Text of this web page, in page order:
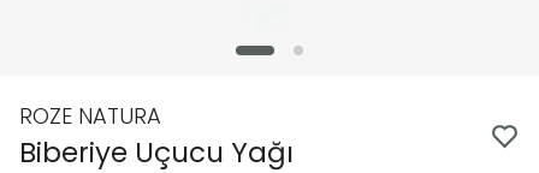
ROZE NATURA
Biberiye Uçucu Yağı